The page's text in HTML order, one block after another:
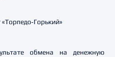
обмена на денежную